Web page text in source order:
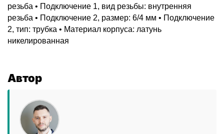
резьба • Подключение 1, вид резьбы: внутренняя
резьба • Подключение 2, размер: 6/4 мм • Подключение
2, тип: трубка • Материал корпуса: латунь
никелированная
Автор